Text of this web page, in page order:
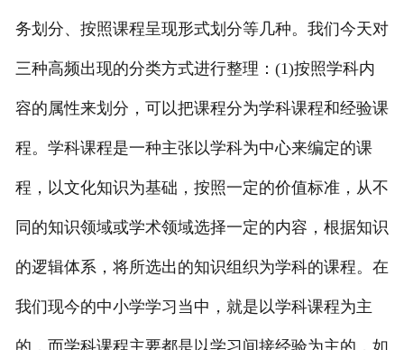
务划分、按照课程呈现形式划分等几种。我们今天对
三种高频出现的分类方式进行整理：(1)按照学科内
容的属性来划分，可以把课程分为学科课程和经验课
程。学科课程是一种主张以学科为中心来编定的课
程，以文化知识为基础，按照一定的价值标准，从不
同的知识领域或学术领域选择一定的内容，根据知识
的逻辑体系，将所选出的知识组织为学科的课程。在
我们现今的中小学学习当中，就是以学科课程为主